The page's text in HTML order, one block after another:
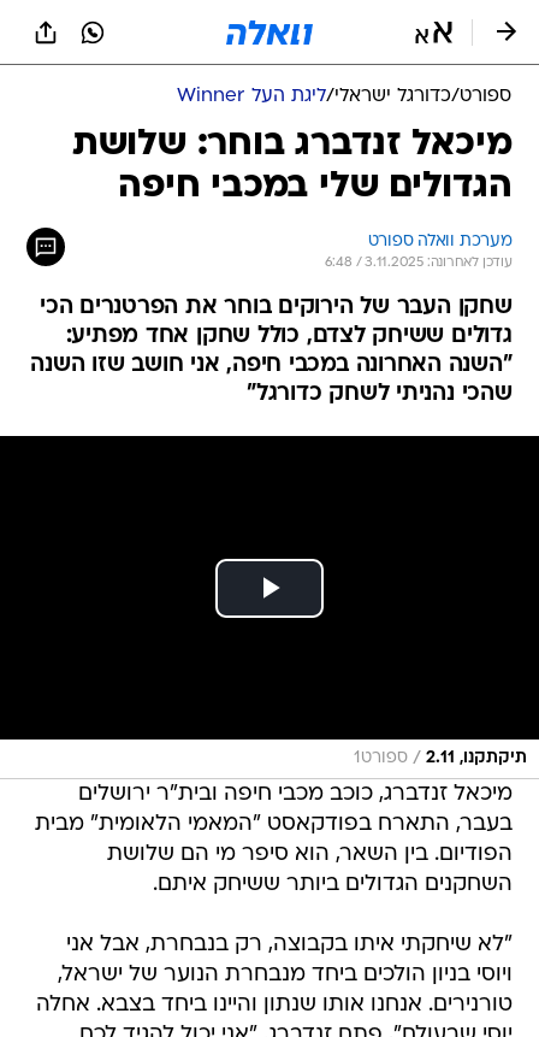
ספורט/כדורגל ישראלי/ליגת העל Winner
מיכאל זנדברג בוחר: שלושת
הגדולים שלי במכבי חיפה
מערכת וואלה ספורט
עודכן לאחרונה: 3.11.2025 / 6:48
שחקן העבר של הירוקים בוחר את הפרטנרים הכי
גדולים ששיחק לצדם, כולל שחקן אחד מפתיע:
"השנה האחרונה במכבי חיפה, אני חושב שזו השנה
שהכי נהניתי לשחק כדורגל"
תיקתקנו, 2.11 / ספורט1
מיכאל זנדברג, כוכב מכבי חיפה ובית"ר ירושלים
בעבר, התארח בפודקאסט "המאמי הלאומית" מבית
הפודיום. בין השאר, הוא סיפר מי הם שלושת
השחקנים הגדולים ביותר ששיחק איתם.
"לא שיחקתי איתו בקבוצה, רק בנבחרת, אבל אני
ויוסי בניון הולכים ביחד מנבחרת הנוער של ישראל,
טורנירים. אנחנו אותו שנתון והיינו ביחד בצבא. אחלה